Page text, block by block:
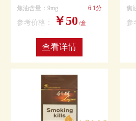
焦油含量：9mg 6.1分
参考价格： ￥50 /盒
查看详情
焦
参